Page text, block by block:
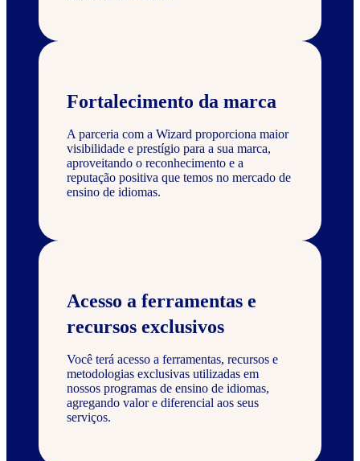
Fortalecimento da marca
A parceria com a Wizard proporciona maior
visibilidade e prestígio para a sua marca,
aproveitando o reconhecimento e a
reputação positiva que temos no mercado de
ensino de idiomas.
Acesso a ferramentas e
recursos exclusivos
Você terá acesso a ferramentas, recursos e
metodologias exclusivas utilizadas em
nossos programas de ensino de idiomas,
agregando valor e diferencial aos seus
serviços.